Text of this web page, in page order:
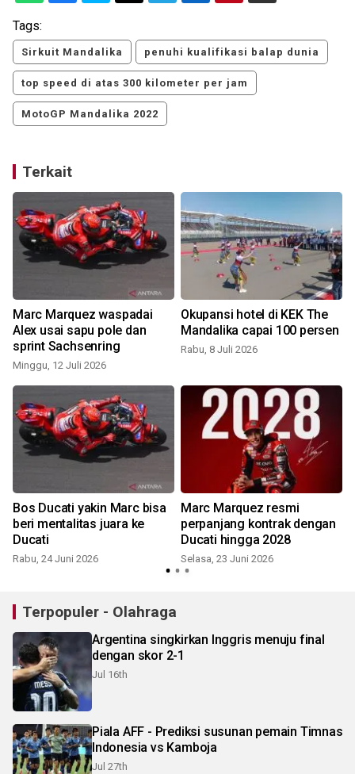
Tags:
Sirkuit Mandalika penuhi kualifikasi balap dunia
top speed di atas 300 kilometer per jam
MotoGP Mandalika 2022
Terkait
Marc Marquez waspadai
Alex usai sapu pole dan
sprint Sachsenring
Minggu, 12 Juli 2026
Okupansi hotel di KEK The
Mandalika capai 100 persen
Rabu, 8 Juli 2026
Bos Ducati yakin Marc bisa
beri mentalitas juara ke
Ducati
Rabu, 24 Juni 2026
Marc Marquez resmi
perpanjang kontrak dengan
Ducati hingga 2028
Selasa, 23 Juni 2026
Terpopuler - Olahraga
Argentina singkirkan Inggris menuju final
dengan skor 2-1
Jul 16th
Piala AFF - Prediksi susunan pemain Timnas
Indonesia vs Kamboja
Jul 27th